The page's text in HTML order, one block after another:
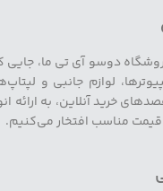
دوسو آی تی ما، جایی
لوازم جانبی و
خرید آنلاین، به ارائه
مناسب افتخار می‌کنیم.